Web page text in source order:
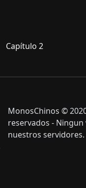
Capítulo 2
MonosChinos ©
reservados -
nuestros servidores.